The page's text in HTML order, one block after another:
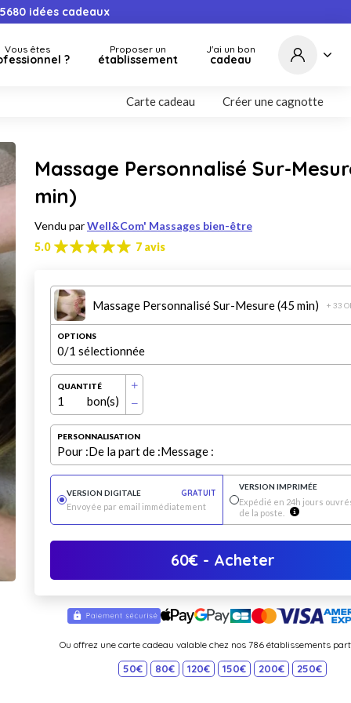
idées cadeaux
Vous êtes
?
Proposer un
établissement
J'ai un bon
cadeau
Carte cadeau Créer une cagnotte
Massage Personnalisé Sur-
min)
Vendu parWell&Com' Massages bien-être
5.0
7 avis
Massage Personnalisé Sur-Mesure (45 min) + 33
OPTIONS
0/1 sélectionnée
QUANTITÉ
1 bon(s)
PERSONNALISATION
Pour :De la part de :Message :
VERSION DIGITALE
GRATUIT
Envoyée par email immédiatement
VERSION IMPRIMÉE
Expédié en 24h jours
de la poste.
60€- Acheter
Ou offrez une carte cadeau valable chez nos 786 établissements
50€ 80€ 120€ 150€ 200€ 250€